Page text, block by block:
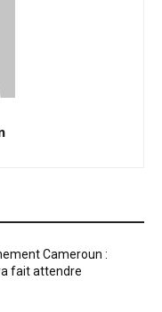
Cameroun :
fait attendre